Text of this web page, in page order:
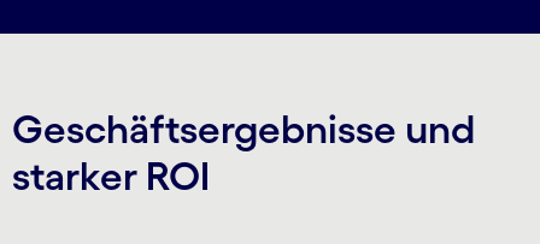
Geschäftsergebnisse und
starker ROI